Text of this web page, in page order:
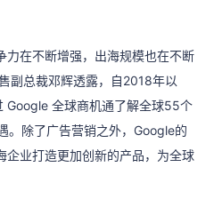
力在不断增强，出海规模也在不断
副总裁邓辉透露，自2018年以
Google 全球商机通了解全球55个
。除了广告营销之外，Google的
企业打造更加创新的产品，为全球